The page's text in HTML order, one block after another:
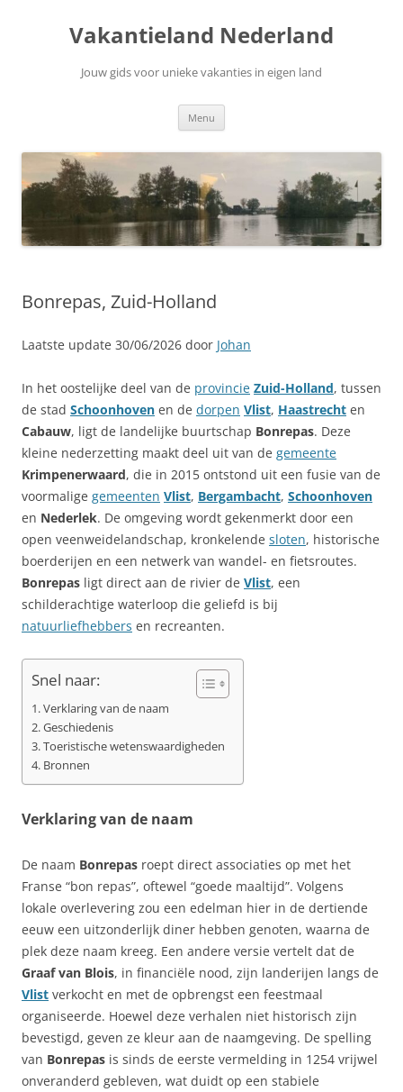
Vakantieland Nederland
Jouw gids voor unieke vakanties in eigen land
Menu
Bonrepas, Zuid-Holland
Laatste update 30/06/2026 door Johan
In het oostelijke deel van de provincie Zuid-Holland, tussen
de stad Schoonhoven en de dorpen Vlist, Haastrecht en
Cabauw, ligt de landelijke buurtschap Bonrepas. Deze
kleine nederzetting maakt deel uit van de gemeente
Krimpenerwaard, die in 2015 ontstond uit een fusie van de
voormalige gemeenten Vlist, Bergambacht, Schoonhoven
en Nederlek. De omgeving wordt gekenmerkt door een
open veenweidelandschap, kronkelende sloten, historische
boerderijen en een netwerk van wandel- en fietsroutes.
Bonrepas ligt direct aan de rivier de Vlist, een
schilderachtige waterloop die geliefd is bij
natuurliefhebbers en recreanten.
Snel naar:
Verklaring van de naam
Geschiedenis
Toeristische wetenswaardigheden
Bronnen
Verklaring van de naam
De naam Bonrepas roept direct associaties op met het
Franse “bon repas”, oftewel “goede maaltijd”. Volgens
lokale overlevering zou een edelman hier in de dertiende
eeuw een uitzonderlijk diner hebben genoten, waarna de
plek deze naam kreeg. Een andere versie vertelt dat de
Graaf van Blois, in financiële nood, zijn landerijen langs de
Vlist verkocht en met de opbrengst een feestmaal
organiseerde. Hoewel deze verhalen niet historisch zijn
bevestigd, geven ze kleur aan de naamgeving. De spelling
van Bonrepas is sinds de eerste vermelding in 1254 vrijwel
onveranderd gebleven, wat duidt op een stabiele